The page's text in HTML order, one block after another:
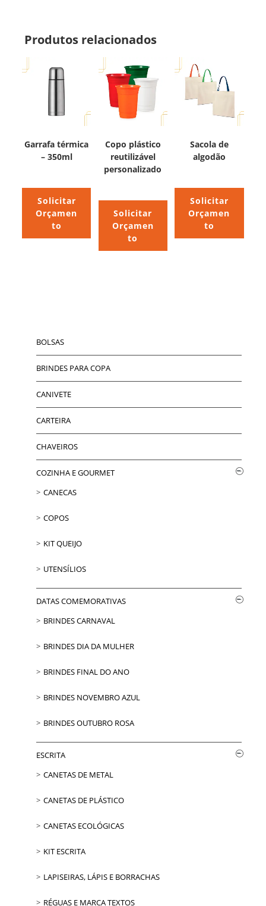
Produtos relacionados
Garrafa térmica
– 350ml
Solicitar
Orçamen
to
Copo plástico
reutilizável
personalizado
Solicitar
Orçamen
to
Sacola de
algodão
Solicitar
Orçamen
to
BOLSAS
BRINDES PARA COPA
CANIVETE
CARTEIRA
CHAVEIROS
COZINHA E GOURMET
CANECAS
COPOS
KIT QUEIJO
UTENSÍLIOS
DATAS COMEMORATIVAS
BRINDES CARNAVAL
BRINDES DIA DA MULHER
BRINDES FINAL DO ANO
BRINDES NOVEMBRO AZUL
BRINDES OUTUBRO ROSA
ESCRITA
CANETAS DE METAL
CANETAS DE PLÁSTICO
CANETAS ECOLÓGICAS
KIT ESCRITA
LAPISEIRAS, LÁPIS E BORRACHAS
RÉGUAS E MARCA TEXTOS